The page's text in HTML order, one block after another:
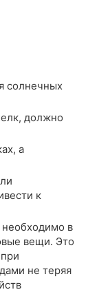
солнечных
должно
а
к
необходимо в
вещи. Это
не теряя